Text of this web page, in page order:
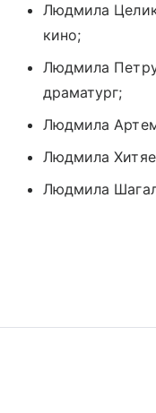
Людмила
кино;
Людмила
драматург;
Людмила
Людмила
Людмила